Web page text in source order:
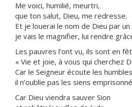
Me voici, humilié, meurtri,
que ton salut, Dieu, me redresse.
Et je louerai le nom de Dieu par un
je vais le magnifier, lui rendre
Les pauvres l’ont vu, ils sont en
« Vie et joie, à vous qui cherchez
Car le Seigneur écoute les
il n’oublie pas les siens
Car Dieu viendra sauver Sion